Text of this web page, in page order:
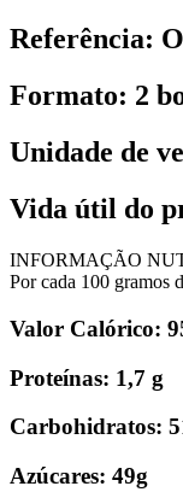
Referência:
Formato: 2
Unidade de
Vida útil do
INFORMAÇÃO
Por cada 100 gramos
Valor Calórico:
Proteínas: 1,7 g
Carbohidratos:
Azúcares: 49g